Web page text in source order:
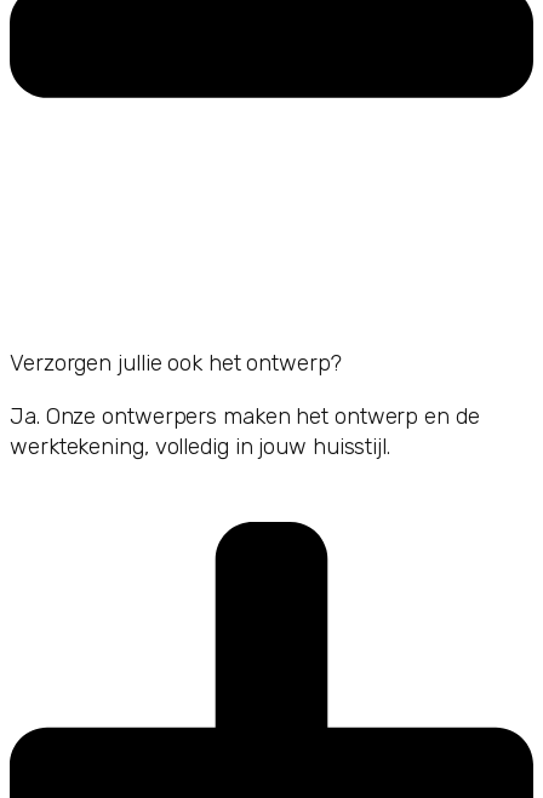
Verzorgen jullie ook het ontwerp?
Ja. Onze ontwerpers maken het ontwerp en de
werktekening, volledig in jouw huisstijl.